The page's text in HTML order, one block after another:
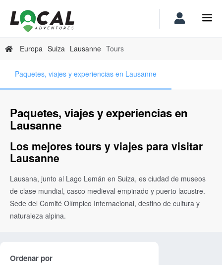
Europa Suiza Lausanne Tours
Paquetes, viajes y experiencias en Lausanne
Paquetes, viajes y experiencias en
Lausanne
Los mejores tours y viajes para visitar
Lausanne
Lausana, junto al Lago Lemán en Suiza, es ciudad de museos
de clase mundial, casco medieval empinado y puerto lacustre.
Sede del Comité Olímpico Internacional, destino de cultura y
naturaleza alpina.
Ordenar por